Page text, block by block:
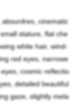
cinematic
stature, flat che
white hair, wind-
red eyes, narrowe
cosmic reflectio
detailed beautiful
gaze, slightly mela